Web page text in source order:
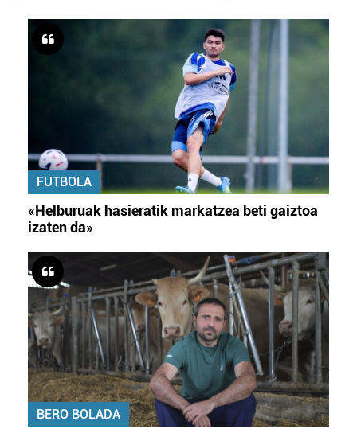
FUTBOLA
«Helburuak hasieratik markatzea beti gaiztoa
izaten da»
BERO BOLADA